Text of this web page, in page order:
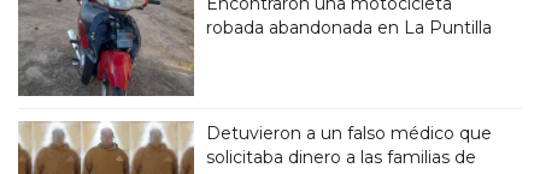
robada abandonada en La Puntilla
Detuvieron a un falso médico que
solicitaba dinero a las familias de